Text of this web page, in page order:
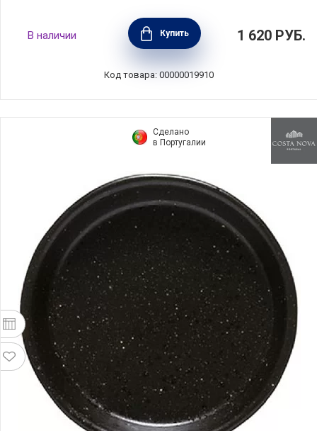
Перечница Ocean, диаметр 4,5 см, материал
керамика, цвет синий, T&G,
Великобритания, 18608
В наличии Купить 1 620 РУБ.
Код товара: 00000019910
Сделано
в Португалии